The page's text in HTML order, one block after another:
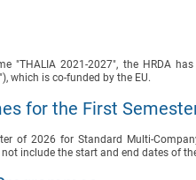
"THALIA 2021-2027", the HRDA
which is co-funded by the EU.
for the First
of 2026 for Standard Multi-
include the start and end dates of